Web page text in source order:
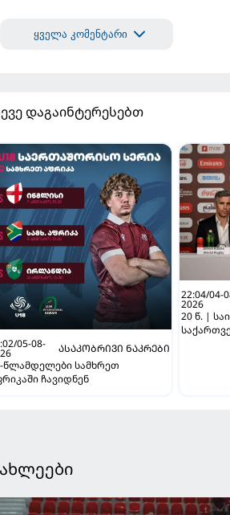
ყველა კომენტარი
დაგაინტერესებთ
05-08-
ᲐᲡᲐᲙᲝᲑᲠᲘᲕᲘ ᲜᲐᲙᲠᲔᲑᲘ
წლამდელები სამხრეთ
ჩავიდნენ
22:04/04-
2026
20 წ. |